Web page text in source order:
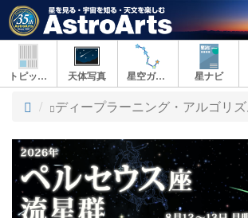
トピックス 天体写真 星空ガイド 星ナビ
ト
プ
ディープラーニング・アルゴリ